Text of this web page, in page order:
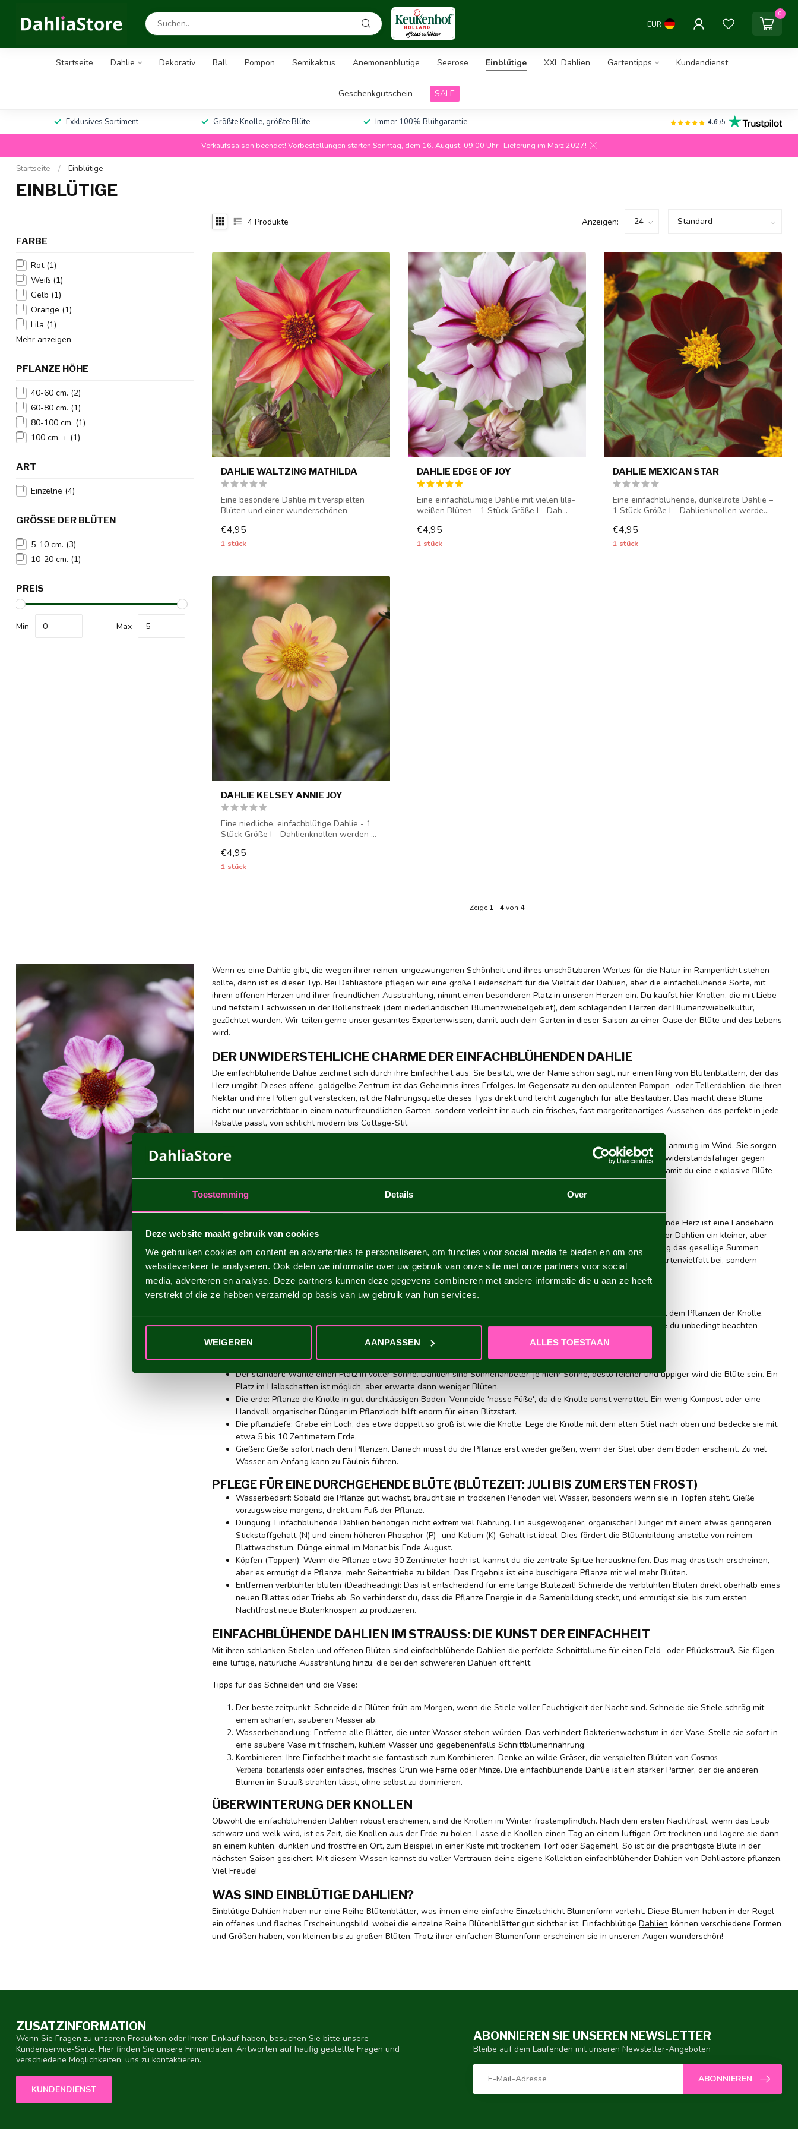
Toestemming Details Over
Deze website maakt gebruik van cookies
We gebruiken cookies om content en advertenties te personaliseren, om functies voor social media te bieden en om ons
websiteverkeer te analyseren. Ook delen we informatie over uw gebruik van onze site met onze partners voor social
media, adverteren en analyse. Deze partners kunnen deze gegevens combineren met andere informatie die u aan ze heeft
verstrekt of die ze hebben verzameld op basis van uw gebruik van hun services.
WEIGEREN AANPASSEN ALLES TOESTAAN
EUR
0
Startseite Dahlie Dekorativ Ball Pompon Semikaktus Anemonenblutige Seerose Einblütige XXL Dahlien Gartentipps Kundendienst
Geschenkgutschein SALE
Exklusives Sortiment Größte Knolle, größte Blüte Immer 100% Blühgarantie 4.6 /5
Verkaufssaison beendet! Vorbestellungen starten Sonntag, dem 16. August, 09:00 Uhr– Lieferung im März 2027!
Startseite / Einblütige
EINBLÜTIGE
FARBE
Rot (1)
Weiß (1)
Gelb (1)
Orange (1)
Lila (1)
Mehr anzeigen
PFLANZE HÖHE
40-60 cm. (2)
60-80 cm. (1)
80-100 cm. (1)
100 cm. + (1)
ART
Einzelne (4)
GRÖSSE DER BLÜTEN
5-10 cm. (3)
10-20 cm. (1)
PREIS
Min Max
4 Produkte Anzeigen:
DAHLIE WALTZING MATHILDA
Eine besondere Dahlie mit verspielten
Blüten und einer wunderschönen
€4,95
1 stück
DAHLIE EDGE OF JOY
Eine einfachblumige Dahlie mit vielen lila-
weißen Blüten - 1 Stück Größe I - Dah...
€4,95
1 stück
DAHLIE MEXICAN STAR
Eine einfachblühende, dunkelrote Dahlie –
1 Stück Größe I – Dahlienknollen werde...
€4,95
1 stück
DAHLIE KELSEY ANNIE JOY
Eine niedliche, einfachblütige Dahlie - 1
Stück Größe I - Dahlienknollen werden ...
€4,95
1 stück
Zeige 1 -4von 4
Wenn es eine Dahlie gibt, die wegen ihrer reinen, ungezwungenen Schönheit und ihres unschätzbaren Wertes für die Natur im Rampenlicht stehen
sollte, dann ist es dieser Typ. Bei Dahliastore pflegen wir eine große Leidenschaft für die Vielfalt der Dahlien, aber die einfachblühende Sorte, mit
ihrem offenen Herzen und ihrer freundlichen Ausstrahlung, nimmt einen besonderen Platz in unseren Herzen ein. Du kaufst hier Knollen, die mit Liebe
und tiefstem Fachwissen in der Bollenstreek (dem niederländischen Blumenzwiebelgebiet), dem schlagenden Herzen der Blumenzwiebelkultur,
gezüchtet wurden. Wir teilen gerne unser gesamtes Expertenwissen, damit auch dein Garten in dieser Saison zu einer Oase der Blüte und des Lebens
wird.
DER UNWIDERSTEHLICHE CHARME DER EINFACHBLÜHENDEN DAHLIE
Die einfachblühende Dahlie zeichnet sich durch ihre Einfachheit aus. Sie besitzt, wie der Name schon sagt, nur einen Ring von Blütenblättern, der das
Herz umgibt. Dieses offene, goldgelbe Zentrum ist das Geheimnis ihres Erfolges. Im Gegensatz zu den opulenten Pompon- oder Tellerdahlien, die ihren
Nektar und ihre Pollen gut verstecken, ist die Nahrungsquelle dieses Typs direkt und leicht zugänglich für alle Bestäuber. Das macht diese Blume
nicht nur unverzichtbar in einem naturfreundlichen Garten, sondern verleiht ihr auch ein frisches, fast margeritenartiges Aussehen, das perfekt in jede
Rabatte passt, von schlicht modern bis Cottage-Stil.
Aufgrund ihres relativ schlanken Wuchses und des geringen Gewichts der Blüten wiegen sich einfachblühende Dahlien anmutig im Wind. Sie sorgen
für Dynamik und eine fröhliche Note in deinem Garten. Außerdem sind sie durch ihre einfache Struktur oft robuster und widerstandsfähiger gegen
Witterungseinflüsse als ihre gefüllteren Schwestern. Bei Dahliastore wählen wir gezielt starke, gesunde Knollen aus, damit du eine explosive Blüte
Wenn du einen Garten möchtest, der vor Leben sprüht, ist die einfachblühende Dahlie ein absolutes Muss. Das freiliegende Herz ist eine Landebahn
für Bienen, Hummeln und Schmetterlinge. Gerade jetzt, da die Bienenpopulation unter Druck steht, ist das Pflanzen dieser Dahlien ein kleiner, aber
entscheidender Akt mit einer großen positiven Wirkung. Wenn du im Sommer durch deine Dahlien gehst, wirst du ständig das gesellige Summen
fleißiger Insekten hören, die sich an dem reichen Vorrat an Nektar und Pollen gütlich tun. Du trägst damit nicht nur zur Artenvielfalt bei, sondern
genießt auch das schönste Spektakel, das die Natur zu bieten hat, direkt in deinem eigenen Garten.
WIE PFLANZT UND PFLEGST DU EINFACHBLÜHENDE DAHLIEN?
Eine Dahlie ist eine dankbare Pflanze, aber sie braucht die richtige Grundlage, um optimal zu gedeihen. Alles beginnt mit dem Pflanzen der Knolle.
Warte mit dem Pflanzen bis nach dem letzten Nachtfrost, meistens Mitte Mai in Deutschland. Das ist eine Faustregel, die du unbedingt beachten
musst, denn Dahlien sind tropische Pflanzen, die absolut keinen Frost vertragen.
DIE IDEALE VORGEHENSWEISE FÜR EINEN GESUNDEN START:
Der standort: Wähle einen Platz in voller Sonne. Dahlien sind Sonnenanbeter; je mehr Sonne, desto reicher und üppiger wird die Blüte sein. Ein
Platz im Halbschatten ist möglich, aber erwarte dann weniger Blüten.
Die erde: Pflanze die Knolle in gut durchlässigen Boden. Vermeide 'nasse Füße', da die Knolle sonst verrottet. Ein wenig Kompost oder eine
Handvoll organischer Dünger im Pflanzloch hilft enorm für einen Blitzstart.
Die pflanztiefe: Grabe ein Loch, das etwa doppelt so groß ist wie die Knolle. Lege die Knolle mit dem alten Stiel nach oben und bedecke sie mit
etwa 5 bis 10 Zentimetern Erde.
Gießen: Gieße sofort nach dem Pflanzen. Danach musst du die Pflanze erst wieder gießen, wenn der Stiel über dem Boden erscheint. Zu viel
Wasser am Anfang kann zu Fäulnis führen.
PFLEGE FÜR EINE DURCHGEHENDE BLÜTE (BLÜTEZEIT: JULI BIS ZUM ERSTEN FROST)
Wasserbedarf: Sobald die Pflanze gut wächst, braucht sie in trockenen Perioden viel Wasser, besonders wenn sie in Töpfen steht. Gieße
vorzugsweise morgens, direkt am Fuß der Pflanze.
Düngung: Einfachblühende Dahlien benötigen nicht extrem viel Nahrung. Ein ausgewogener, organischer Dünger mit einem etwas geringeren
Stickstoffgehalt (N) und einem höheren Phosphor (P)- und Kalium (K)-Gehalt ist ideal. Dies fördert die Blütenbildung anstelle von reinem
Blattwachstum. Dünge einmal im Monat bis Ende August.
Köpfen (Toppen): Wenn die Pflanze etwa 30 Zentimeter hoch ist, kannst du die zentrale Spitze herauskneifen. Das mag drastisch erscheinen,
aber es ermutigt die Pflanze, mehr Seitentriebe zu bilden. Das Ergebnis ist eine buschigere Pflanze mit viel mehr Blüten.
Entfernen verblühter blüten (Deadheading): Das ist entscheidend für eine lange Blütezeit! Schneide die verblühten Blüten direkt oberhalb eines
neuen Blattes oder Triebs ab. So verhinderst du, dass die Pflanze Energie in die Samenbildung steckt, und ermutigst sie, bis zum ersten
Nachtfrost neue Blütenknospen zu produzieren.
EINFACHBLÜHENDE DAHLIEN IM STRAUSS: DIE KUNST DER EINFACHHEIT
Mit ihren schlanken Stielen und offenen Blüten sind einfachblühende Dahlien die perfekte Schnittblume für einen Feld- oder Pflückstrauß. Sie fügen
eine luftige, natürliche Ausstrahlung hinzu, die bei den schwereren Dahlien oft fehlt.
Tipps für das Schneiden und die Vase:
Der beste zeitpunkt: Schneide die Blüten früh am Morgen, wenn die Stiele voller Feuchtigkeit der Nacht sind. Schneide die Stiele schräg mit
einem scharfen, sauberen Messer ab.
Wasserbehandlung: Entferne alle Blätter, die unter Wasser stehen würden. Das verhindert Bakterienwachstum in der Vase. Stelle sie sofort in
eine saubere Vase mit frischem, kühlem Wasser und gegebenenfalls Schnittblumennahrung.
Kombinieren: Ihre Einfachheit macht sie fantastisch zum Kombinieren. Denke an wilde Gräser, die verspielten Blüten von Cosmos,
Verbena bonariensis oder einfaches, frisches Grün wie Farne oder Minze. Die einfachblühende Dahlie ist ein starker Partner, der die anderen
Blumen im Strauß strahlen lässt, ohne selbst zu dominieren.
ÜBERWINTERUNG DER KNOLLEN
Obwohl die einfachblühenden Dahlien robust erscheinen, sind die Knollen im Winter frostempfindlich. Nach dem ersten Nachtfrost, wenn das Laub
schwarz und welk wird, ist es Zeit, die Knollen aus der Erde zu holen. Lasse die Knollen einen Tag an einem luftigen Ort trocknen und lagere sie dann
an einem kühlen, dunklen und frostfreien Ort, zum Beispiel in einer Kiste mit trockenem Torf oder Sägemehl. So ist dir die prächtigste Blüte in der
nächsten Saison gesichert. Mit diesem Wissen kannst du voller Vertrauen deine eigene Kollektion einfachblühender Dahlien von Dahliastore pflanzen.
Viel Freude!
WAS SIND EINBLÜTIGE DAHLIEN?
Einblütige Dahlien haben nur eine Reihe Blütenblätter, was ihnen eine einfache Einzelschicht Blumenform verleiht. Diese Blumen haben in der Regel
ein offenes und flaches Erscheinungsbild, wobei die einzelne Reihe Blütenblätter gut sichtbar ist. Einfachblütige Dahlien können verschiedene Formen
und Größen haben, von kleinen bis zu großen Blüten. Trotz ihrer einfachen Blumenform erscheinen sie in unseren Augen wunderschön!
ZUSATZINFORMATION
Wenn Sie Fragen zu unseren Produkten oder Ihrem Einkauf haben, besuchen Sie bitte unsere
Kundenservice-Seite. Hier finden Sie unsere Firmendaten, Antworten auf häufig gestellte Fragen und
verschiedene Möglichkeiten, uns zu kontaktieren.
KUNDENDIENST
ABONNIEREN SIE UNSEREN NEWSLETTER
Bleibe auf dem Laufenden mit unseren Newsletter-Angeboten
ABONNIEREN